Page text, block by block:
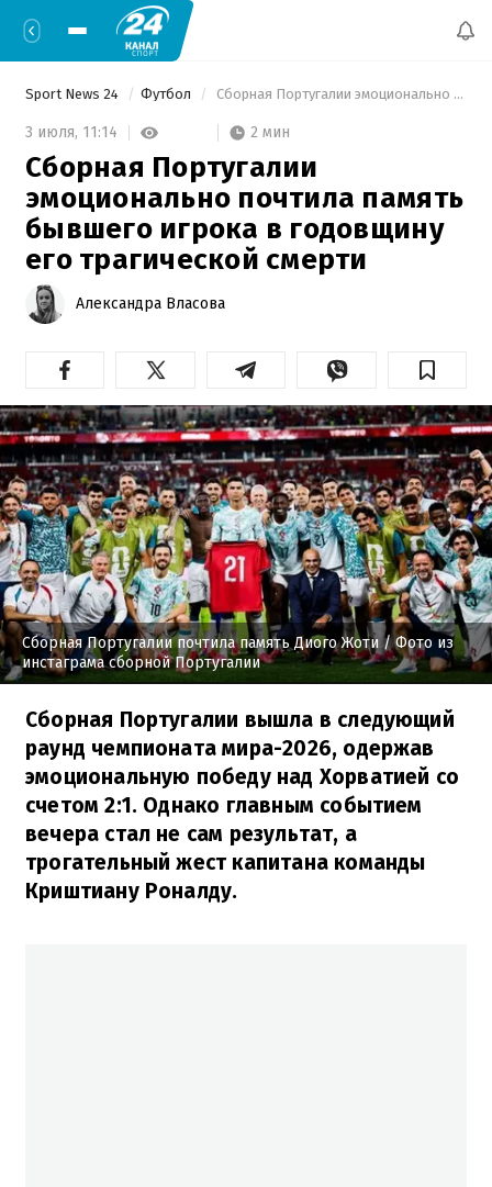
Sport News 24 Футбол Сборная Португалии эмоционально почтила память бывшего игрока в годовщину его трагической смерти
3 июля, 11:14 2 мин
Сборная Португалии
эмоционально почтила память
бывшего игрока в годовщину
его трагической смерти
Александра Власова
Сборная Португалии почтила память Диого Жоти / Фото из
инстаграма сборной Португалии
Сборная Португалии вышла в следующий
раунд чемпионата мира-2026, одержав
эмоциональную победу над Хорватией со
счетом 2:1. Однако главным событием
вечера стал не сам результат, а
трогательный жест капитана команды
Криштиану Роналду.